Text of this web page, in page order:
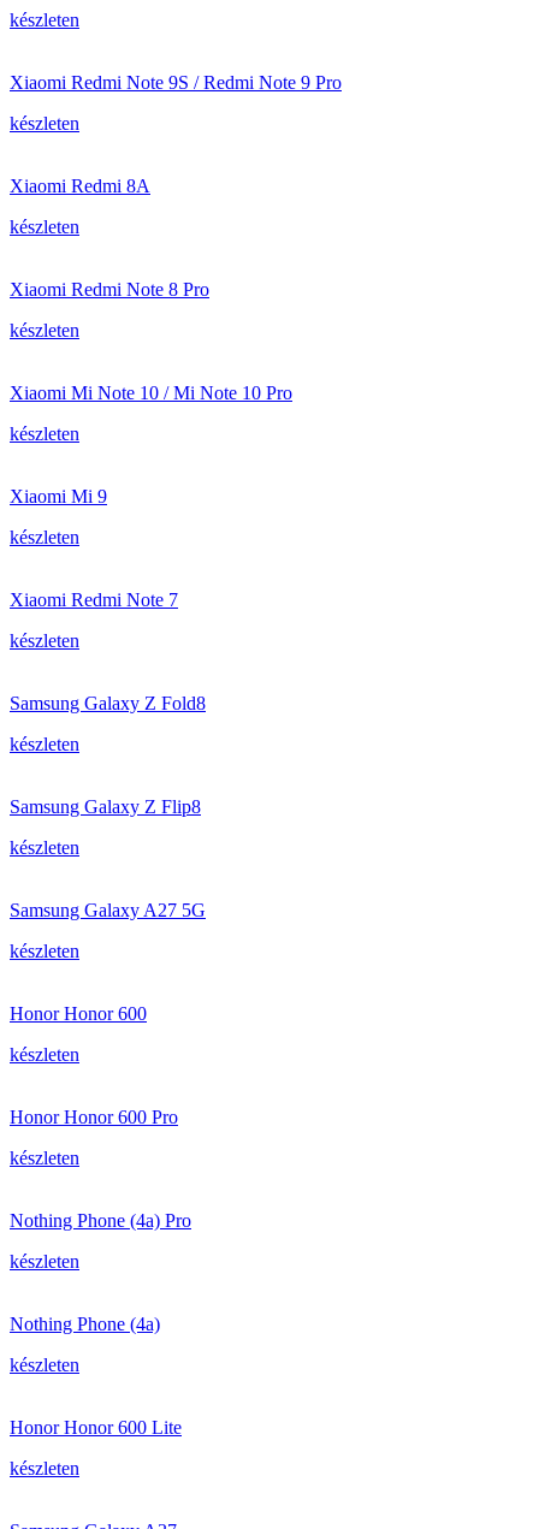
készleten
Xiaomi Redmi Note 9S / Redmi Note 9 Pro
készleten
Xiaomi Redmi 8A
készleten
Xiaomi Redmi Note 8 Pro
készleten
Xiaomi Mi Note 10 / Mi Note 10 Pro
készleten
Xiaomi Mi 9
készleten
Xiaomi Redmi Note 7
készleten
Samsung Galaxy Z Fold8
készleten
Samsung Galaxy Z Flip8
készleten
Samsung Galaxy A27 5G
készleten
Honor Honor 600
készleten
Honor Honor 600 Pro
készleten
Nothing Phone (4a) Pro
készleten
Nothing Phone (4a)
készleten
Honor Honor 600 Lite
készleten